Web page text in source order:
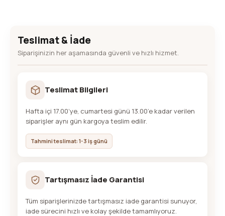
Teslimat & İade
Siparişinizin her aşamasında güvenli ve hızlı hizmet.
Teslimat Bilgileri
Hafta içi 17.00’ye, cumartesi günü 13.00’e kadar verilen
siparişler aynı gün kargoya teslim edilir.
Tahmini teslimat: 1-3 iş günü
Tartışmasız İade Garantisi
Tüm siparişlerinizde tartışmasız iade garantisi sunuyor,
iade sürecini hızlı ve kolay şekilde tamamlıyoruz.